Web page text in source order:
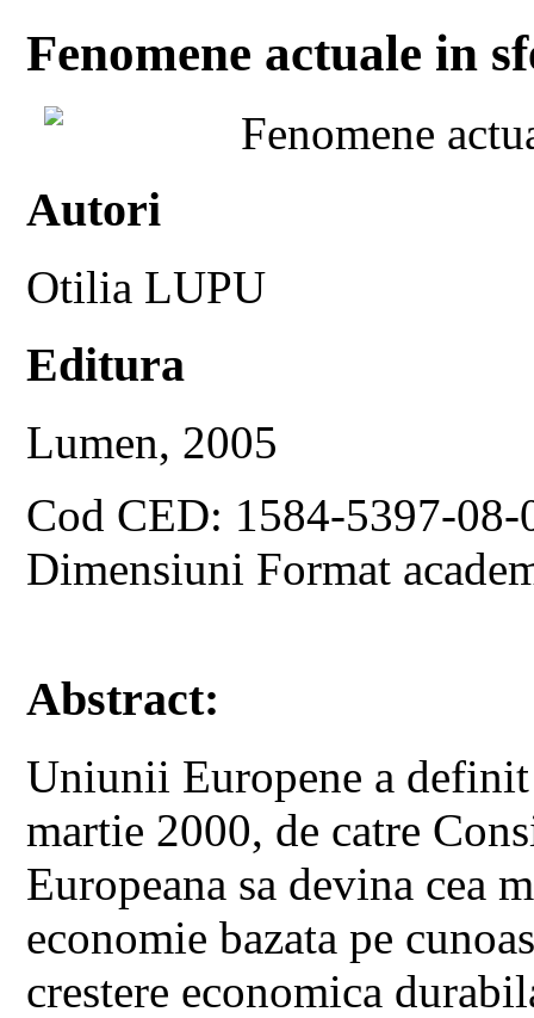
Fenomene actuale in
Fenomene
Autori
Otilia LUPU
Editura
Lumen, 2005
Cod CED: 1584-5397-08-
Dimensiuni Format
Abstract:
Uniunii Europene a
martie 2000, de catre
Europeana sa devina cea
economie bazata pe
crestere economica